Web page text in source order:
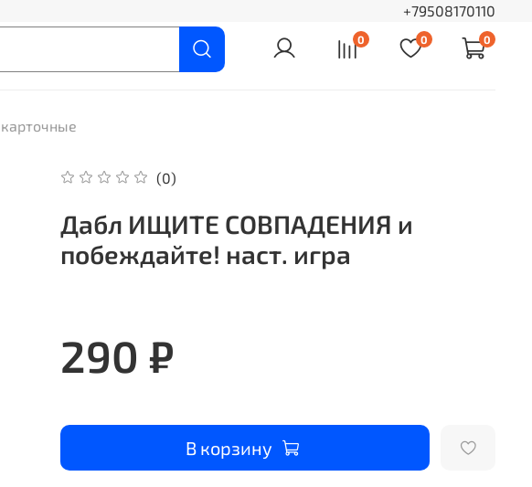
+79508170110
0 0 0
карточные
(0)
Дабл ИЩИТЕ СОВПАДЕНИЯ и
побеждайте! наст. игра
290 ₽
В корзину